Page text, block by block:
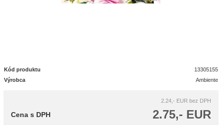
Kód produktu
13305155
Výrobca
Ambiente
2.24,- EUR bez DPH
2.75,- EUR
Cena s DPH